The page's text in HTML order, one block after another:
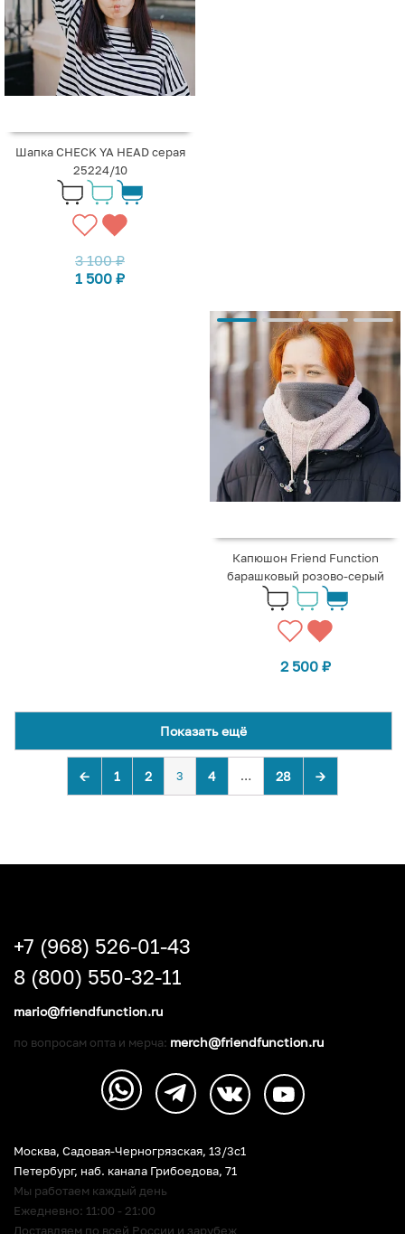
Шапка CHECK YA HEAD серая
25224/10
3 100₽
1 500 ₽
Капюшон Friend Function
барашковый розово-серый
2 500 ₽
Показать ещё
← 1 2 3 4 … 28 →
Москва, Садовая-Черногрязская, 13/3c1
Петербург, наб. канала Грибоедова, 71
Мы работаем каждый день
Ежедневно: 11:00 - 21:00
Доставляем по всей России и зарубеж
+7 (968) 526-01-43
8 (800) 550-32-11
mario@friendfunction.ru
по вопросам опта и мерча: merch@friendfunction.ru